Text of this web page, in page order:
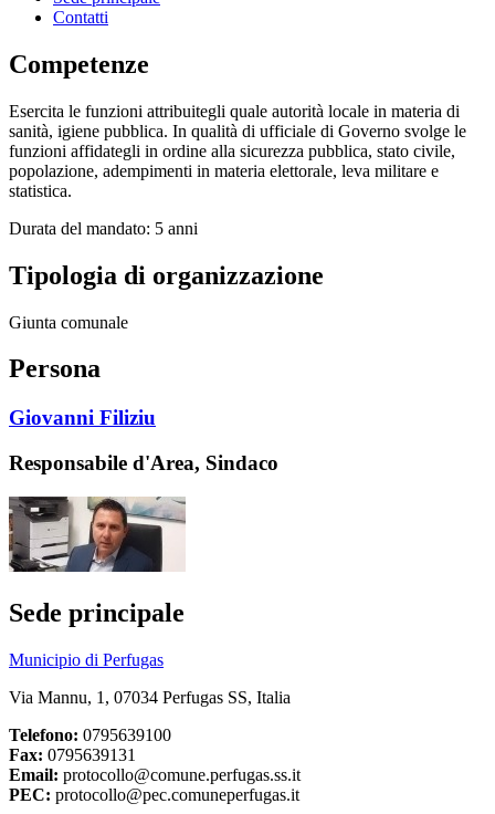
Contatti
Competenze
Esercita le funzioni attribuitegli quale autorità locale in materia di
sanità, igiene pubblica. In qualità di ufficiale di Governo svolge le
funzioni affidategli in ordine alla sicurezza pubblica, stato civile,
popolazione, adempimenti in materia elettorale, leva militare e
statistica.
Durata del mandato: 5 anni
Tipologia di organizzazione
Giunta comunale
Persona
Giovanni Filiziu
Responsabile d'Area, Sindaco
Sede principale
Municipio di Perfugas
Via Mannu, 1, 07034 Perfugas SS, Italia
Telefono: 0795639100
Fax: 0795639131
Email: protocollo@comune.perfugas.ss.it
PEC: protocollo@pec.comuneperfugas.it